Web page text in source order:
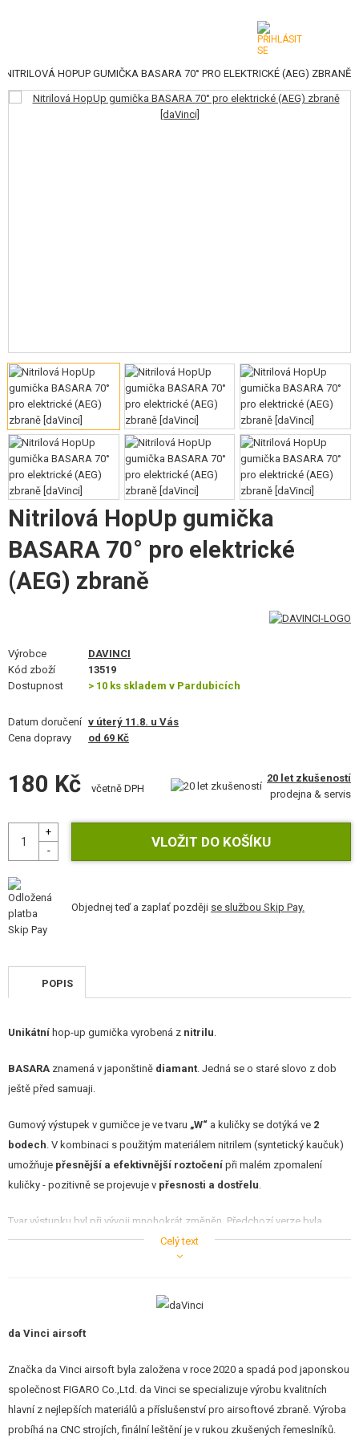
KATEGORIE
VÝSTROJ, UNIFORMY, POUZDRA
MASKOVÁNÍ, BARVY, PÁSKY
VYSÍLAČKY, HEADSETY, KAMERY
DOPLŇKY KE ZBRANÍM, POPRUHY
NÁHRADNÍ DÍLY, UPGRADE
SERVIS A ÚDRŽBA ZBRANÍ
SEBEOBRANA, VÝCVIK, NOŽE
OUTDOOR A BUSHCRAFT
JÍDLO
STAVEBNICE, MODELY
NOVINKY
SLEVY, AKCE
KONTAKT
NITRILOVÁ HOPUP GUMIČKA BASARA 70° PRO ELEKTRICKÉ (AEG) ZBRANĚ
Nitrilová HopUp gumička
BASARA 70° pro elektrické
(AEG) zbraně
Výrobce
DAVINCI
Kód zboží
13519
Dostupnost
> 10 ks skladem v Pardubicích
Datum doručení v úterý 11.8. u Vás
Cena dopravy
od 69 Kč
180 Kč včetně DPH
20 let zkušeností
prodejna & servis
Objednej teď a zaplať později se službou Skip Pay.
POPIS
Unikátní hop-up gumička vyrobená z nitrilu
BASARA znamená v japonštině diamant . Jedná se o staré slovo z dob
ještě před samuaji.
Gumový výstupek v gumičce je ve tvaru „W“ a kuličky se dotýká ve 2
bodech . V kombinaci s použitým materiálem nitrilem (syntetický kaučuk)
umožňuje přesnější a efektivnější roztočení při malém zpomalení
kuličky - pozitivně se projevuje v přesnosti a dostřelu
Tvar výstupku byl při vývoji mnohokrát změněn. Předchozí verze byla
tvarově komplikovanější - poskytovala sice dobré výsledky, ale velmi
obtížně se nastavovala hop-up komora pro správný efekt. Finální verzi
požadované vlastnosti a jednoduchou nastavitelnost komory.
Výsledkem je gumička, která sice lehce sníží úsťovou rychlost, ale
Gumička pro AEG zbraně
Vyrobena z nitrilu (sloučenina syntetického kaučuku - umělý latex)
Výstupek přítlaku ve tvaru „W“
Celý text
da Vinci airsoft
Značka da Vinci airsoft byla založena v roce 2020 a spadá pod japonskou
společnost FIGARO Co.,Ltd. da Vinci se specializuje výrobu kvalitních
hlavní z nejlepších materiálů a příslušenství pro airsoftové zbraně. Výroba
probíhá na CNC strojích, finální leštění je v rukou zkušených řemeslníků.